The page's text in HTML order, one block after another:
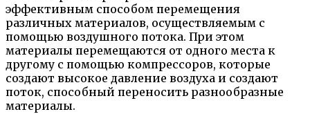
эффективным способом перемещения
различных материалов, осуществляемым с
помощью воздушного потока. При этом
материалы перемещаются от одного места к
другому с помощью компрессоров, которые
создают высокое давление воздуха и создают
поток, способный переносить разнообразные
материалы.